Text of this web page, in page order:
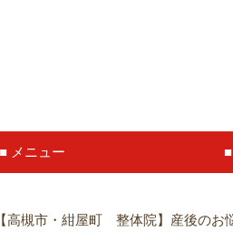
メニュー
【高槻市・紺屋町 整体院】産後のお